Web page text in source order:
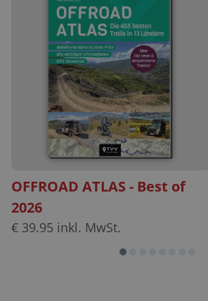
OFFROAD ATLAS - Best of
2026
€ 39.95 inkl. MwSt.